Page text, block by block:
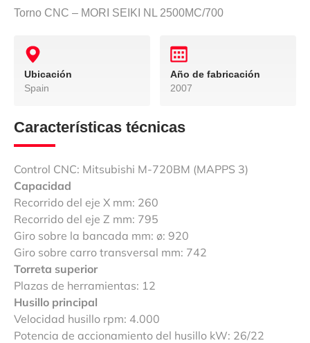
Torno CNC – MORI SEIKI NL 2500MC/700
Ubicación
Spain
Año de fabricación
2007
Características técnicas
Control CNC: Mitsubishi M-720BM (MAPPS 3)
Capacidad
Recorrido del eje X mm: 260
Recorrido del eje Z mm: 795
Giro sobre la bancada mm: ø: 920
Giro sobre carro transversal mm: 742
Torreta superior
Plazas de herramientas: 12
Husillo principal
Velocidad husillo rpm: 4.000
Potencia de accionamiento del husillo kW: 26/22